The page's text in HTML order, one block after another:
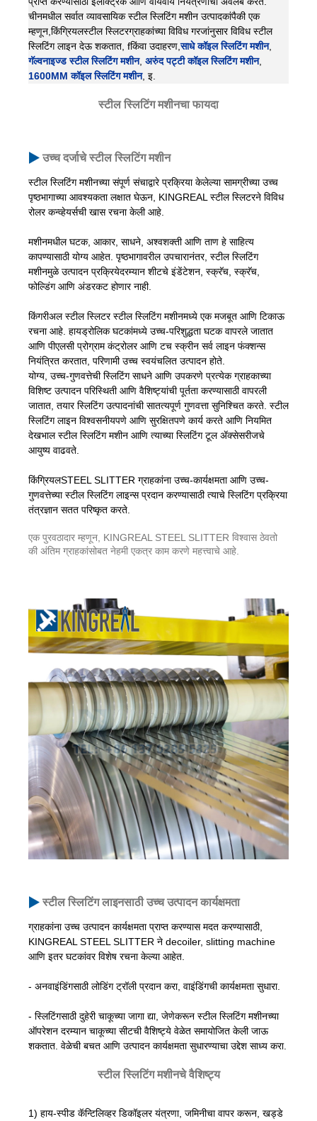
चीनमधील सर्वात व्यावसायिक स्टील स्लिटिंग मशीन उत्पादकांपैकी एक
म्हणून, किंग्रियलस्टील स्लिटरग्राहकांच्या विविध गरजांनुसार विविध स्टील
स्लिटिंग लाइन देऊ शकतात, fकिंवा उदाहरण,साधे कॉइल स्लिटिंग मशीन,
गॅल्वनाइज्ड स्टील स्लिटिंग मशीन, अरुंद पट्टी कॉइल स्लिटिंग मशीन,
1600MM कॉइल स्लिटिंग मशीन, इ.
स्टील स्लिटिंग मशीनचा फायदा
उच्च दर्जाचे स्टील स्लिटिंग मशीन
स्टील स्लिटिंग मशीनच्या संपूर्ण संचाद्वारे प्रक्रिया केलेल्या सामग्रीच्या उच्च
पृष्ठभागाच्या आवश्यकता लक्षात घेऊन, KINGREAL स्टील स्लिटरने विविध
रोलर कन्व्हेयर्सची खास रचना केली आहे.
मशीनमधील घटक, आकार, साधने, अश्वशक्ती आणि ताण हे साहित्य
कापण्यासाठी योग्य आहेत. पृष्ठभागावरील उपचारानंतर, स्टील स्लिटिंग
मशीनमुळे उत्पादन प्रक्रियेदरम्यान शीटचे इंडेंटेशन, स्क्रॅच, स्क्रॅच,
फोल्डिंग आणि अंडरकट होणार नाही.
किंगरीअल स्टील स्लिटर स्टील स्लिटिंग मशीनमध्ये एक मजबूत आणि टिकाऊ
रचना आहे. हायड्रोलिक घटकांमध्ये उच्च-परिशुद्धता घटक वापरले जातात
आणि पीएलसी प्रोग्राम कंट्रोलर आणि टच स्क्रीन सर्व लाइन फंक्शन्स
नियंत्रित करतात, परिणामी उच्च स्वयंचलित उत्पादन होते.
योग्य, उच्च-गुणवत्तेची स्लिटिंग साधने आणि उपकरणे प्रत्येक ग्राहकाच्या
विशिष्ट उत्पादन परिस्थिती आणि वैशिष्ट्यांची पूर्तता करण्यासाठी वापरली
जातात, तयार स्लिटिंग उत्पादनांची सातत्यपूर्ण गुणवत्ता सुनिश्चित करते. स्टील
स्लिटिंग लाइन विश्वसनीयपणे आणि सुरक्षितपणे कार्य करते आणि नियमित
देखभाल स्टील स्लिटिंग मशीन आणि त्याच्या स्लिटिंग टूल ॲक्सेसरीजचे
आयुष्य वाढवते.
किंग्रियलSTEEL SLITTER ग्राहकांना उच्च-कार्यक्षमता आणि उच्च-
गुणवत्तेच्या स्टील स्लिटिंग लाइन्स प्रदान करण्यासाठी त्याचे स्लिटिंग प्रक्रिया
तंत्रज्ञान सतत परिष्कृत करते.
एक पुरवठादार म्हणून, KINGREAL STEEL SLITTER विश्वास ठेवतो
की अंतिम ग्राहकांसोबत नेहमी एकत्र काम करणे महत्त्वाचे आहे.
स्टील स्लिटिंग लाइनसाठी उच्च उत्पादन कार्यक्षमता
ग्राहकांना उच्च उत्पादन कार्यक्षमता प्राप्त करण्यास मदत करण्यासाठी,
KINGREAL STEEL SLITTER ने decoiler, slitting machine
आणि इतर घटकांवर विशेष रचना केल्या आहेत.
- अनवाइंडिंगसाठी लोडिंग ट्रॉली प्रदान करा, वाइंडिंगची कार्यक्षमता सुधारा.
- स्लिटिंगसाठी दुहेरी चाकूच्या जागा द्या, जेणेकरून स्टील स्लिटिंग मशीनच्या
ऑपरेशन दरम्यान चाकूच्या सीटची वैशिष्ट्ये वेळेत समायोजित केली जाऊ
शकतात. वेळेची बचत आणि उत्पादन कार्यक्षमता सुधारण्याचा उद्देश साध्य करा.
स्टील स्लिटिंग मशीनचे वैशिष्ट्य
1) हाय-स्पीड कॅन्टिलिव्हर डिकॉइलर यंत्रणा, जमिनीचा वापर करून, खड्डे